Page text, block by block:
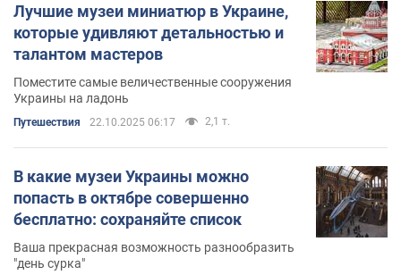
Лучшие музеи миниатюр в Украине,
которые удивляют детальностью и
талантом мастеров
Поместите самые величественные сооружения
Украины на ладонь
Путешествия 22.10.2025 06:17 2,1 т.
В какие музеи Украины можно
попасть в октябре совершенно
бесплатно: сохраняйте список
Ваша прекрасная возможность разнообразить
"день сурка"